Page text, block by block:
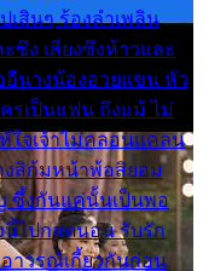
เสินๆ ร้องลำเพลิน
ซึง เสียงซึงห้าวและ
อีนางน้องอวยแขน หัว
รเป็นแฟน ถึงแม้ ไม่
ใจเจ้าไม่คลอนแคลน
งสิก้มหน้าพ้อสิยอม
ซึ้งกันแค่นั้นเป็นพอ
ไปกอดนอน รับรัก
าวรณ์เกี้ยวกันก่อน